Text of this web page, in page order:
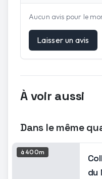
Aucun avis pour le
Laisser un avis
À voir aussi
Dans le même
à 400m
du